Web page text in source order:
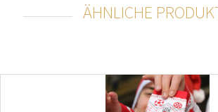
ÄHNLICHE